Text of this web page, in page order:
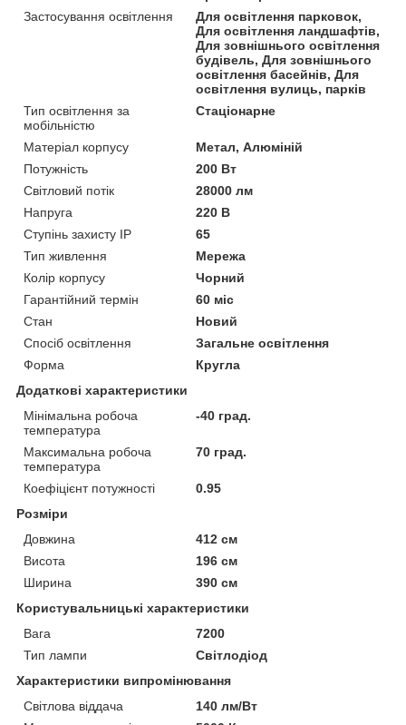
Застосування освітлення
Для освітлення парковок,
Для освітлення ландшафтів,
Для зовнішнього освітлення
будівель, Для зовнішнього
освітлення басейнів, Для
освітлення вулиць, парків
Тип освітлення за
мобільністю
Стаціонарне
Матеріал корпусу
Метал, Алюміній
Потужність
200 Вт
Світловий потік
28000 лм
Напруга
220 В
Ступінь захисту IP
65
Тип живлення
Мережа
Колір корпусу
Чорний
Гарантійний термін
60 міс
Стан
Новий
Спосіб освітлення
Загальне освітлення
Форма
Кругла
Додаткові характеристики
Мінімальна робоча
температура
-40 град.
Максимальна робоча
температура
70 град.
Коефіцієнт потужності
0.95
Розміри
Довжина
412 см
Висота
196 см
Ширина
390 см
Користувальницькі характеристики
Вага
7200
Тип лампи
Світлодіод
Характеристики випромінювання
Світлова віддача
140 лм/Вт